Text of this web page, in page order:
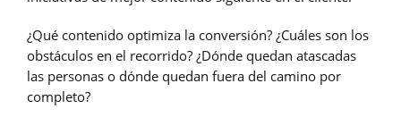
¿Qué contenido optimiza la conversión? ¿Cuáles son los
obstáculos en el recorrido? ¿Dónde quedan atascadas
las personas o dónde quedan fuera del camino por
completo?